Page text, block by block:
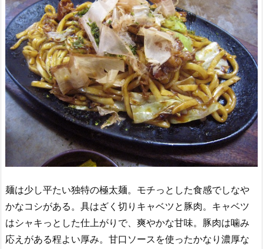
麺は少し平たい独特の極太麺。モチっとした食感でしなや
かなコシがある。具はざく切りキャベツと豚肉。キャベツ
はシャキっとした仕上がりで、爽やかな甘味。豚肉は噛み
応えがある程よい厚み。甘口ソースを使ったかなり濃厚な